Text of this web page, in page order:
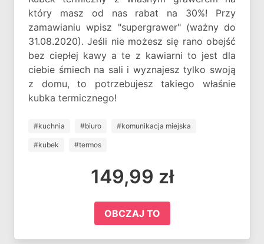
który masz od nas rabat na 30%! Przy
zamawianiu wpisz "supergrawer" (ważny do
31.08.2020). Jeśli nie możesz się rano obejść
bez ciepłej kawy a te z kawiarni to jest dla
ciebie śmiech na sali i wyznajesz tylko swoją
z domu, to potrzebujesz takiego właśnie
kubka termicznego!
#kuchnia #biuro #komunikacja miejska
#kubek #termos
149,99 zł
OBCZAJ TO